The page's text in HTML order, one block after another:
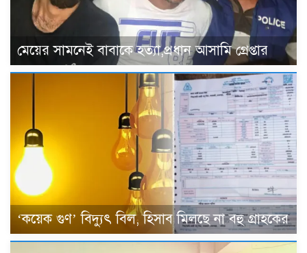
মেয়ের সামনেই বাবাকে হত্যা,প্রধান আসামি গ্রেপ্তার
‘কয়েক গুণ’ বিদ্যুৎ বিল, হিসাব মিলছে না বহু গ্রাহকের